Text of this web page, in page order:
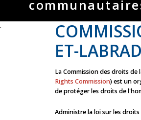
.
ET-
La Commission des droits
Rights Commission) est un
de protéger les droits de
Administre la loi sur les